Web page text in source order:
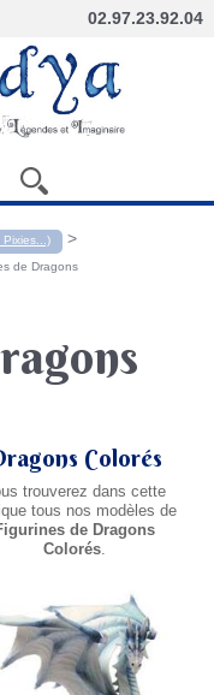
02.97.23.92.04
Pixies...) >
de Dragons
Colorés
trouverez dans cette
tous nos modèles de
de Dragons
Colorés.